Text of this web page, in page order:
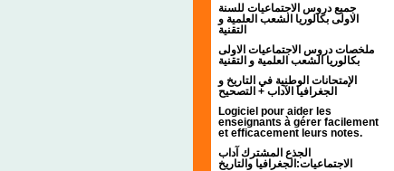
جميع دروس الاجتماعيات للسنة
الاولى بكالوريا الشعب العلمية و
التقنية
ملخصات دروس الاجتماعيات الاولى
بكالوريا الشعب العلمية و التقنية
الإمتحانات الوطنية في التاريخ و
الجغرافيا الآداب + التصحيح
Logiciel pour aider les
enseignants à gérer facilement
et efficacement leurs notes.
الجذع المشترك آداب
الاجتماعيات:الجغرافيا والتاريخ